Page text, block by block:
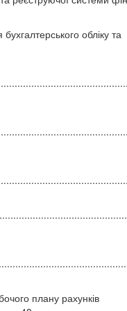
обліку та
плану рахунків